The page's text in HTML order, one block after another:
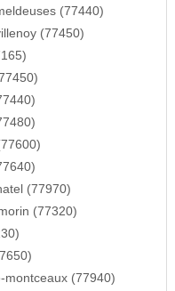
(77440)
(77450)
(77970)
(77320)
montceaux (77940)